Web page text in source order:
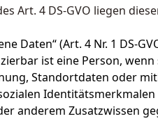
Art. 4 DS-GVO liegen
Daten“ (Art. 4 Nr. 1 DS-
ist eine Person,
Standortdaten oder
anderem Zusatzwissen